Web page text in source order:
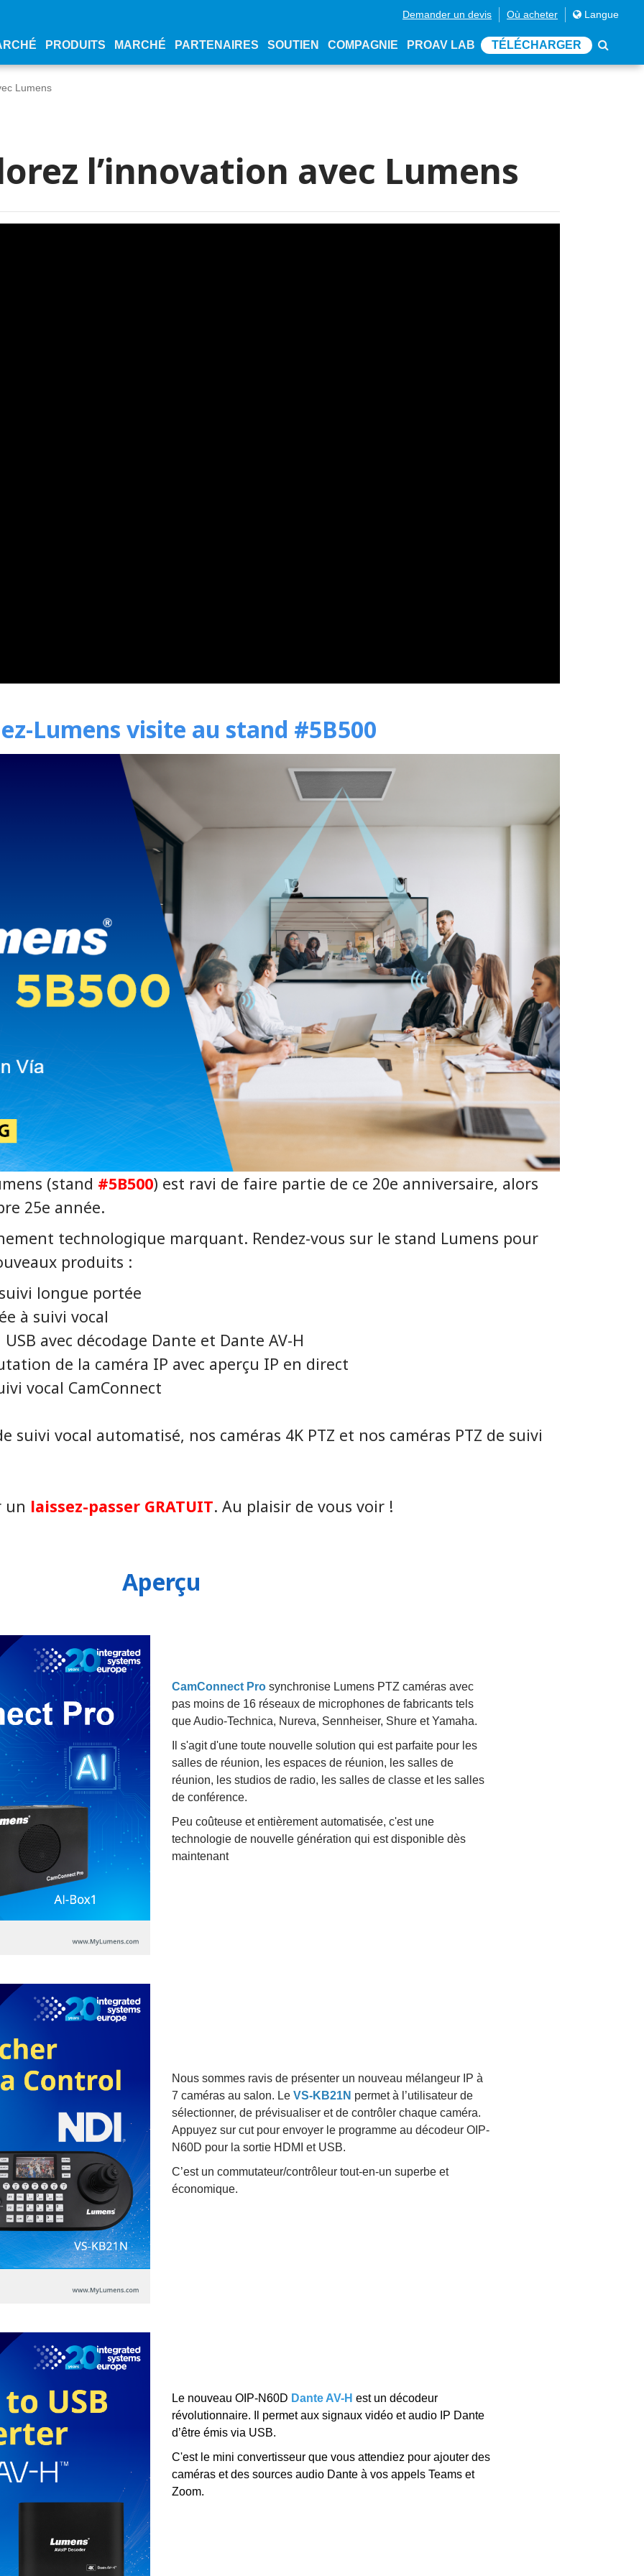
Demander un devis Où acheter Langue
PRODUITS MARCHÉ PARTENAIRES SOUTIEN COMPAGNIE PROAV LAB TÉLÉCHARGER
Lumens
l’innovation avec Lumens
Lumens visite au stand #5B500
(stand #5B500) est ravi de faire partie de ce 20e anniversaire, alors
25e année.
technologique marquant. Rendez-vous sur le stand Lumens pour
produits :
longue portée
à suivi vocal
avec décodage Dante et Dante AV-H
de la caméra IP avec aperçu IP en direct
vocal CamConnect
suivi vocal automatisé, nos caméras 4K PTZ et nos caméras PTZ de suivi
un laissez-passer GRATUIT. Au plaisir de vous voir !
Aperçu
CamConnect Pro synchronise Lumens PTZ caméras avec
pas moins de 16 réseaux de microphones de fabricants tels
que Audio-Technica, Nureva, Sennheiser, Shure et Yamaha.
Il s'agit d'une toute nouvelle solution qui est parfaite pour les
salles de réunion, les espaces de réunion, les salles de
réunion, les studios de radio, les salles de classe et les salles
de conférence.
Peu coûteuse et entièrement automatisée, c'est une
technologie de nouvelle génération qui est disponible dès
maintenant
Nous sommes ravis de présenter un nouveau mélangeur IP à
7 caméras au salon. Le VS-KB21N permet à l’utilisateur de
sélectionner, de prévisualiser et de contrôler chaque caméra.
Appuyez sur cut pour envoyer le programme au décodeur OIP-
N60D pour la sortie HDMI et USB.
C’est un commutateur/contrôleur tout-en-un superbe et
économique.
Le nouveau OIP-N60D Dante AV-H est un décodeur
révolutionnaire. Il permet aux signaux vidéo et audio IP Dante
d’être émis via USB.
C'est le mini convertisseur que vous attendiez pour ajouter des
caméras et des sources audio Dante à vos appels Teams et
Zoom.